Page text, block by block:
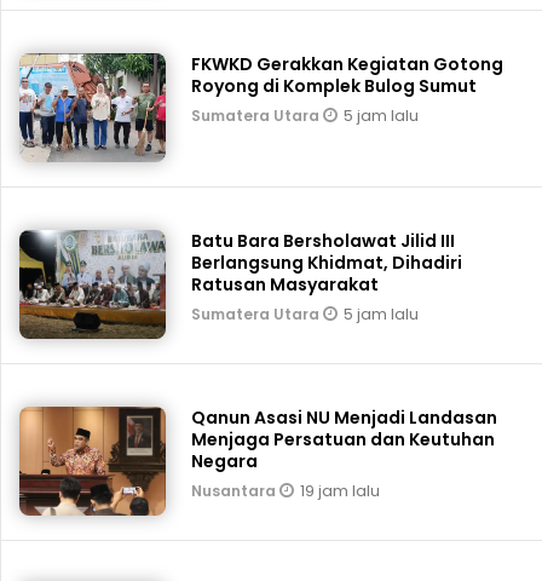
FKWKD Gerakkan Kegiatan Gotong
Royong di Komplek Bulog Sumut
Sumatera Utara 5 jam lalu
Batu Bara Bersholawat Jilid III
Berlangsung Khidmat, Dihadiri
Ratusan Masyarakat
Sumatera Utara 5 jam lalu
Qanun Asasi NU Menjadi Landasan
Menjaga Persatuan dan Keutuhan
Negara
Nusantara 19 jam lalu